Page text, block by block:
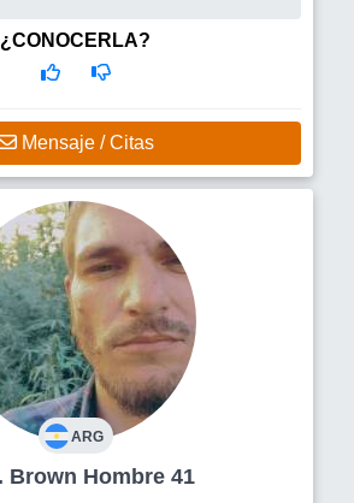
¿CONOCERLA?
Mensaje / Citas
ARG
Alte. Brown Hombre 41